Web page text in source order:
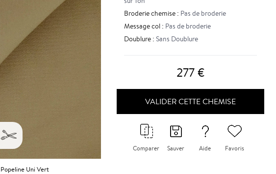
Popeline Uni Vert
Broderie chemise : Pas de broderie
Message col : Pas de broderie
Doublure : Sans Doublure
277€
VALIDER CETTE CHEMISE
Comparer Sauver Aide Favoris